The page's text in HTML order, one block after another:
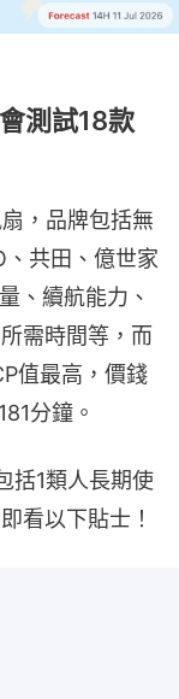
測試18款
，品牌包括無
共田、億世家
、續航能力、
需時間等，而
值最高，價錢
分鐘。
括1類人長期使
看以下貼士！